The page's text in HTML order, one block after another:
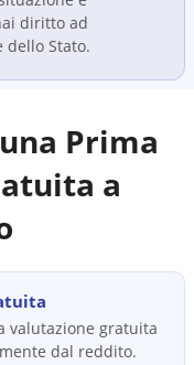
diritto ad
dello Stato.
Prima
a
valutazione gratuita
dal reddito.